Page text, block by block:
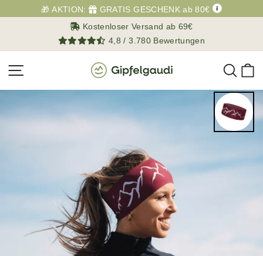
zum
🎁 AKTION:
GRATIS GESCHENK ab 80€
Kostenloser Versand ab 69€
4,8 / 3.780 Bewertungen
Seitennavigation